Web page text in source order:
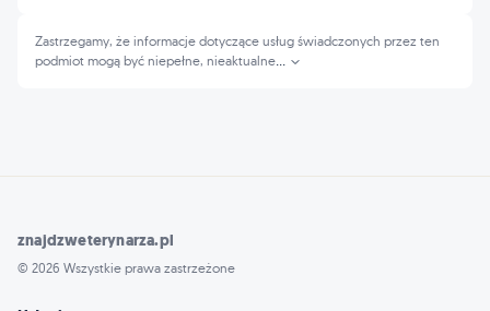
Zastrzegamy, że informacje dotyczące usług świadczonych przez ten
podmiot mogą być niepełne, nieaktualne
znajdzweterynarza.pl
© 2026 Wszystkie prawa zastrzeżone